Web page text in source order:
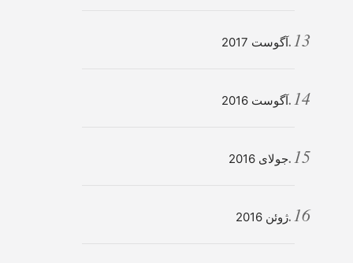
آگوست 2017
آگوست 2016
جولای 2016
ژوئن 2016